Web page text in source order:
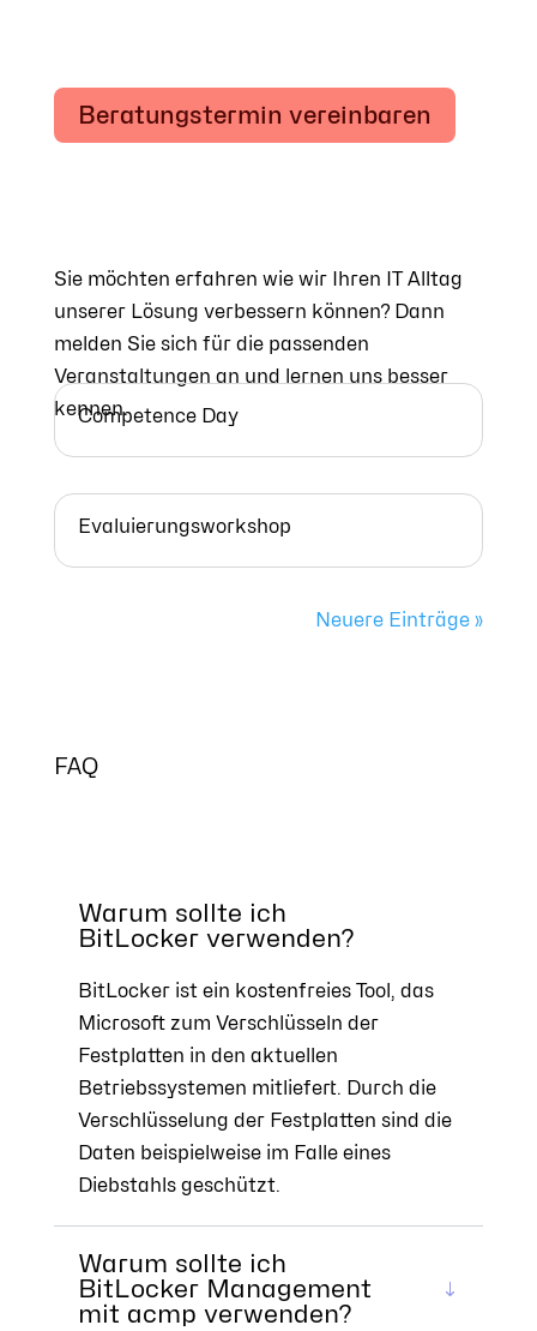
Beratungstermin vereinbaren
Sie möchten erfahren wie wir Ihren IT Alltag
unserer Lösung verbessern können? Dann
melden Sie sich für die passenden
Veranstaltungen an und lernen uns besser
kennen.
Competence Day
Evaluierungsworkshop
Neuere Einträge »
FAQ
Warum sollte ich
BitLocker verwenden?
BitLocker ist ein kostenfreies Tool, das
Microsoft zum Verschlüsseln der
Festplatten in den aktuellen
Betriebssystemen mitliefert. Durch die
Verschlüsselung der Festplatten sind die
Daten beispielweise im Falle eines
Diebstahls geschützt.
Warum sollte ich
BitLocker Management
mit acmp verwenden?